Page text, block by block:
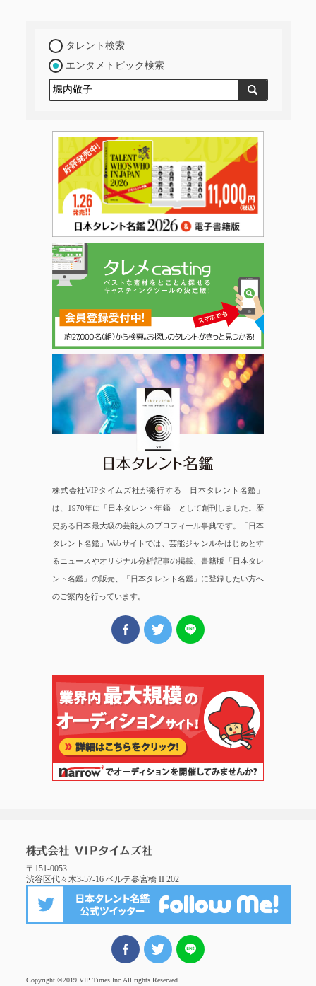
タレント検索
エンタメトピック検索
日本タレント名鑑
株式会社VIPタイムズ社が発行する「日本タレント名鑑」
は、1970年に「日本タレント年鑑」として創刊しました。歴
史ある日本最大級の芸能人のプロフィール事典です。「日本
タレント名鑑」Webサイトでは、芸能ジャンルをはじめとす
るニュースやオリジナル分析記事の掲載、書籍版「日本タレ
ント名鑑」の販売、「日本タレント名鑑」に登録したい方へ
のご案内を行っています。
〒151-0053
渋谷区代々木3-57-16 ベルテ参宮橋 II 202
FBでシェアツイート
Copyright ©2019 VIP Times Inc. All rights Reserved.